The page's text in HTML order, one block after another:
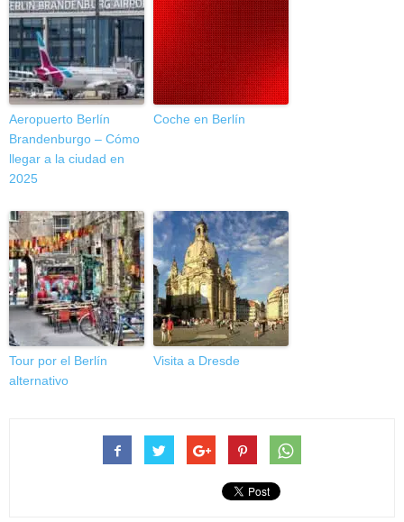
Aeropuerto Berlín
Brandenburgo – Cómo
llegar a la ciudad en
2025
Coche en Berlín
Tour por el Berlín
alternativo
Visita a Dresde